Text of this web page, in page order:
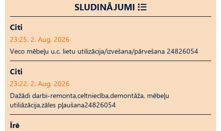
SLUDINĀJUMI
Citi
23:25, 2. Aug, 2026
Veco mēbeļu u.c. lietu utilizācija/izvešana/pārvešana 24826054
Citi
23:22, 2. Aug, 2026
Dažādi darbi-remonta,celtniecība,demontāža, mēbeļu
utiliāzācija,zāles pļaušana24826054
Īrē